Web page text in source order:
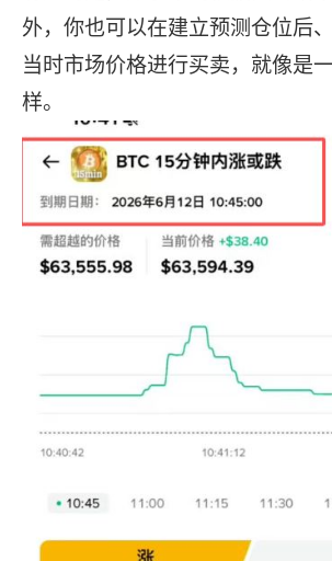
外​​，你也可以在建立预测仓位后
当时市场价格进行买卖，就像是
样。